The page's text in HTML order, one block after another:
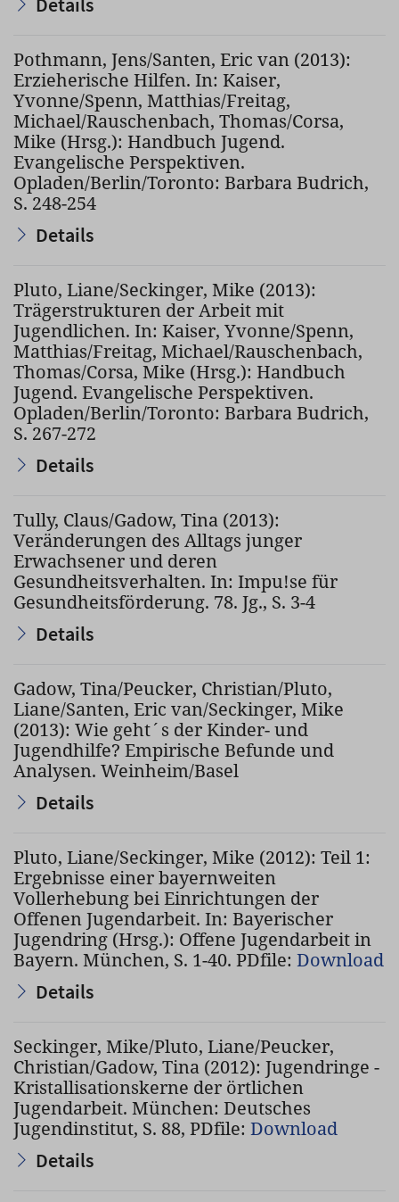
Pothmann, Jens/Santen, Eric van (2013):
Erzieherische Hilfen. In: Kaiser,
Yvonne/Spenn, Matthias/Freitag,
Michael/Rauschenbach, Thomas/Corsa,
Mike (Hrsg.): Handbuch Jugend.
Evangelische Perspektiven.
Opladen/Berlin/Toronto: Barbara Budrich,
S. 248-254
Details
Pluto, Liane/Seckinger, Mike (2013):
Trägerstrukturen der Arbeit mit
Jugendlichen. In: Kaiser, Yvonne/Spenn,
Matthias/Freitag, Michael/Rauschenbach,
Thomas/Corsa, Mike (Hrsg.): Handbuch
Jugend. Evangelische Perspektiven.
Opladen/Berlin/Toronto: Barbara Budrich,
S. 267-272
Details
Tully, Claus/Gadow, Tina (2013):
Veränderungen des Alltags junger
Erwachsener und deren
Gesundheitsverhalten. In: Impu!se für
Gesundheitsförderung. 78. Jg., S. 3-4
Details
Gadow, Tina/Peucker, Christian/Pluto,
Liane/Santen, Eric van/Seckinger, Mike
(2013): Wie geht´s der Kinder- und
Jugendhilfe? Empirische Befunde und
Analysen. Weinheim/Basel
Details
Pluto, Liane/Seckinger, Mike (2012): Teil 1:
Ergebnisse einer bayernweiten
Vollerhebung bei Einrichtungen der
Offenen Jugendarbeit. In: Bayerischer
Jugendring (Hrsg.): Offene Jugendarbeit in
Bayern. München, S. 1-40. PDfile: Download
Details
Seckinger, Mike/Pluto, Liane/Peucker,
Christian/Gadow, Tina (2012): Jugendringe -
Kristallisationskerne der örtlichen
Jugendarbeit. München: Deutsches
Jugendinstitut, S. 88, PDfile: Download
Details